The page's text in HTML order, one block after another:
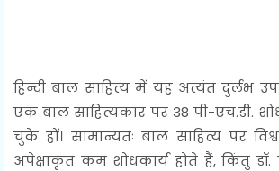
हिन्दी बाल साहित्य में यह अत्यंत दुर्लभ
एक बाल साहित्यकार पर 38 पी-एच.डी.
चुके हों। सामान्यतः बाल साहित्य पर
अपेक्षाकृत कम शोधकार्य होते हैं, किंतु